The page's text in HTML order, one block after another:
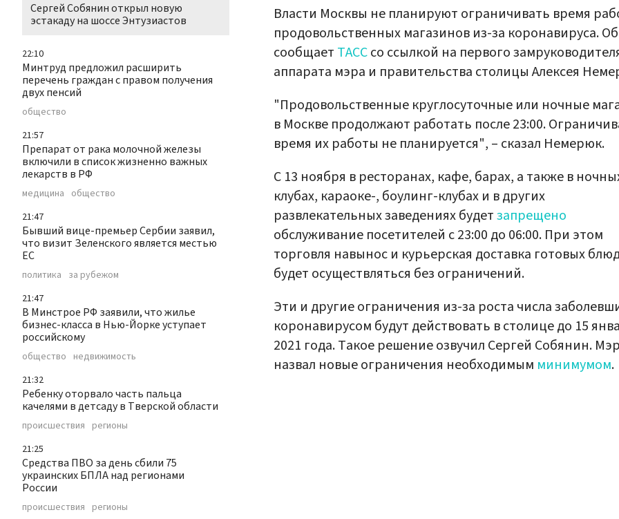
Сергей Собянин открыл новую
эстакаду на шоссе Энтузиастов
22:10
Минтруд предложил расширить
перечень граждан с правом получения
двух пенсий
общество
21:57
Препарат от рака молочной железы
включили в список жизненно важных
лекарств в РФ
медицина общество
21:47
Бывший вице-премьер Сербии заявил,
что визит Зеленского является местью
ЕС
политика за рубежом
21:47
В Минстрое РФ заявили, что жилье
бизнес-класса в Нью-Йорке уступает
российскому
общество недвижимость
21:32
Ребенку оторвало часть пальца
качелями в детсаду в Тверской области
происшествия регионы
21:25
Средства ПВО за день сбили 75
украинских БПЛА над регионами
России
происшествия регионы
Власти Москвы не планируют ограничивать время
продовольственных магазинов из-за коронавируса.
сообщает ТАССсо ссылкой на первого
аппарата мэра и правительства столицы Алексея
"Продовольственные круглосуточные или ночные
в Москве продолжают работать после 23:00.
время их работы не планируется", – сказал Немерюк.
С 13 ноября в ресторанах, кафе, барах, а также в
клубах, караоке-, боулинг-клубах и в других
развлекательных заведениях будетзапрещено
обслуживание посетителей с 23:00 до 06:00. При этом
торговля навынос и курьерская доставка готовых
будет осуществляться без ограничений.
Эти и другие ограничения из-за роста числа
коронавирусом будут действовать в столице до 15
2021 года. Такое решение озвучил Сергей Собянин.
назвал новые ограничения необходимым минимумом.